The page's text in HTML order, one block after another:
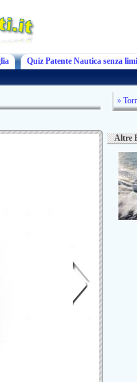
Quiz Patente Nautica senza
»
Altre